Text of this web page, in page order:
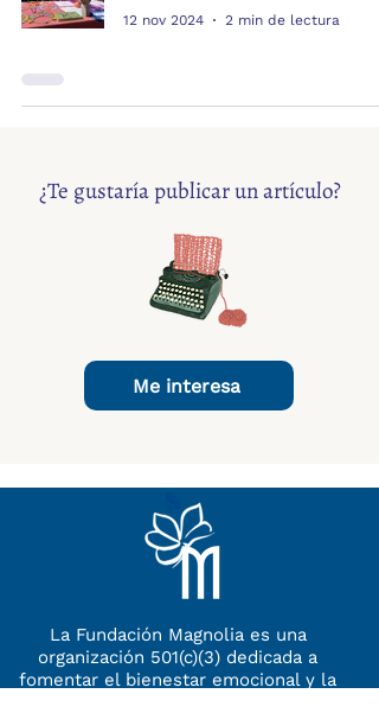
12 nov 2024 2 min de lectura
¿Te gustaría publicar un artículo?
Me interesa
La Fundación Magnolia es una
organización 501(c)(3) dedicada a
fomentar el bienestar emocional y la